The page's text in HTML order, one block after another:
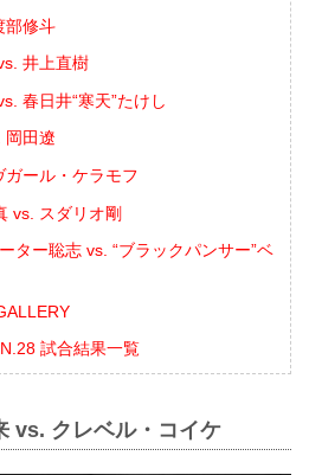
部修斗
井上直樹
春日井“寒天”たけし
岡田遼
ール・ケラモフ
vs. スダリオ剛
ター聡志 vs. “ブラックパンサー”ベ
試合結果一覧
vs. クレベル・コイケ